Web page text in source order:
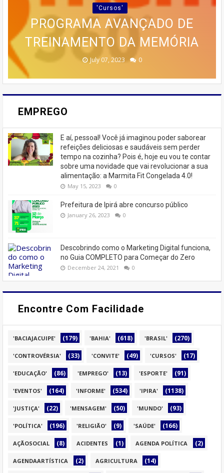
🚨 ÚLTIMAS VAGAS EM IPIRÁ!
🚨
February 23, 2026
PRÁTICO PARA QUEM DESEJA
EMAGRECER SEM SAIR DE
CASA
August 10, 2025
POR BOLOS EM RENDA COM O
CURSO DA CASA DOS BOLOS
CASEIROS!
June 13, 2025 0
'Cursos'
PROGRAMA AVANÇADO DE
TREINAMENTO DA MEMÓRIA
July 07, 2023 0
DESDE AS BASES ATÉ AS
ESTRATÉGIAS AVANÇADAS DE
MARKETING 6.0.
June 07, 2023 0
EMPREGO
E aí, pessoal! Você já imaginou poder saborear
refeições deliciosas e saudáveis ​​sem perder
tempo na cozinha? Pois é, hoje eu vou te contar
sobre uma novidade que vai revolucionar a sua
alimentação: a Marmita Fit Congelada 4.0!
May 15, 2023 0
Prefeitura de Ipirá abre concurso público
January 26, 2023 0
Descobrindo como o Marketing Digital funciona,
no Guia COMPLETO para Começar do Zero
December 24, 2021 0
Encontre Com Facilidade
'BACIAJACUIPE' (179) 'BAHIA' (618) 'BRASIL' (270)
'CONTROVÉRSIA' (33) 'CONVITE' (49) 'CURSOS' (17)
'EDUCAÇÃO' (86) 'EMPREGO' (13) 'ESPORTE' (91)
'EVENTOS' (164) 'INFORME' (534) 'IPIRA' (1138)
'JUSTIÇA' (22) 'MENSAGEM' (50) 'MUNDO' (93)
'POLÍTICA' (196) 'RELIGIÃO' (9) 'SAÚDE' (166)
AÇÃOSOCIAL (8) ACIDENTES (1) AGENDA POLÍTICA (2)
AGENDAARTÍSTICA (2) AGRICULTURA (14)